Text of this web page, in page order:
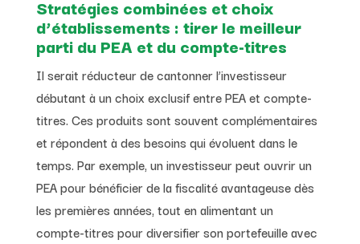
Stratégies combinées et choix
d’établissements : tirer le meilleur
parti du PEA et du compte-titres
Il serait réducteur de cantonner l’investisseur
débutant à un choix exclusif entre PEA et compte-
titres. Ces produits sont souvent complémentaires
et répondent à des besoins qui évoluent dans le
temps. Par exemple, un investisseur peut ouvrir un
PEA pour bénéficier de la fiscalité avantageuse dès
les premières années, tout en alimentant un
compte-titres pour diversifier son portefeuille avec